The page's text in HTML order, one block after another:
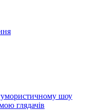
шоу
глядачів